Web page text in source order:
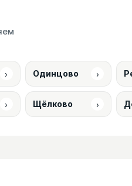
› Одинцово ›
› Щёлково ›